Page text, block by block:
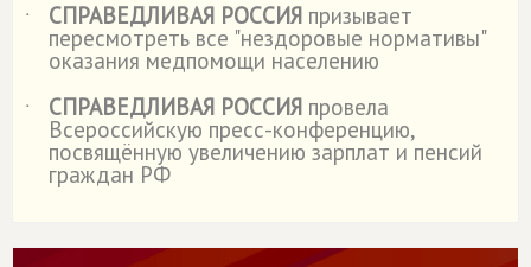
˙
СПРАВЕДЛИВАЯ РОССИЯ призывает
пересмотреть все "нездоровые нормативы"
оказания медпомощи населению
˙
СПРАВЕДЛИВАЯ РОССИЯ провела
Всероссийскую пресс-конференцию,
посвящённую увеличению зарплат и пенсий
граждан РФ